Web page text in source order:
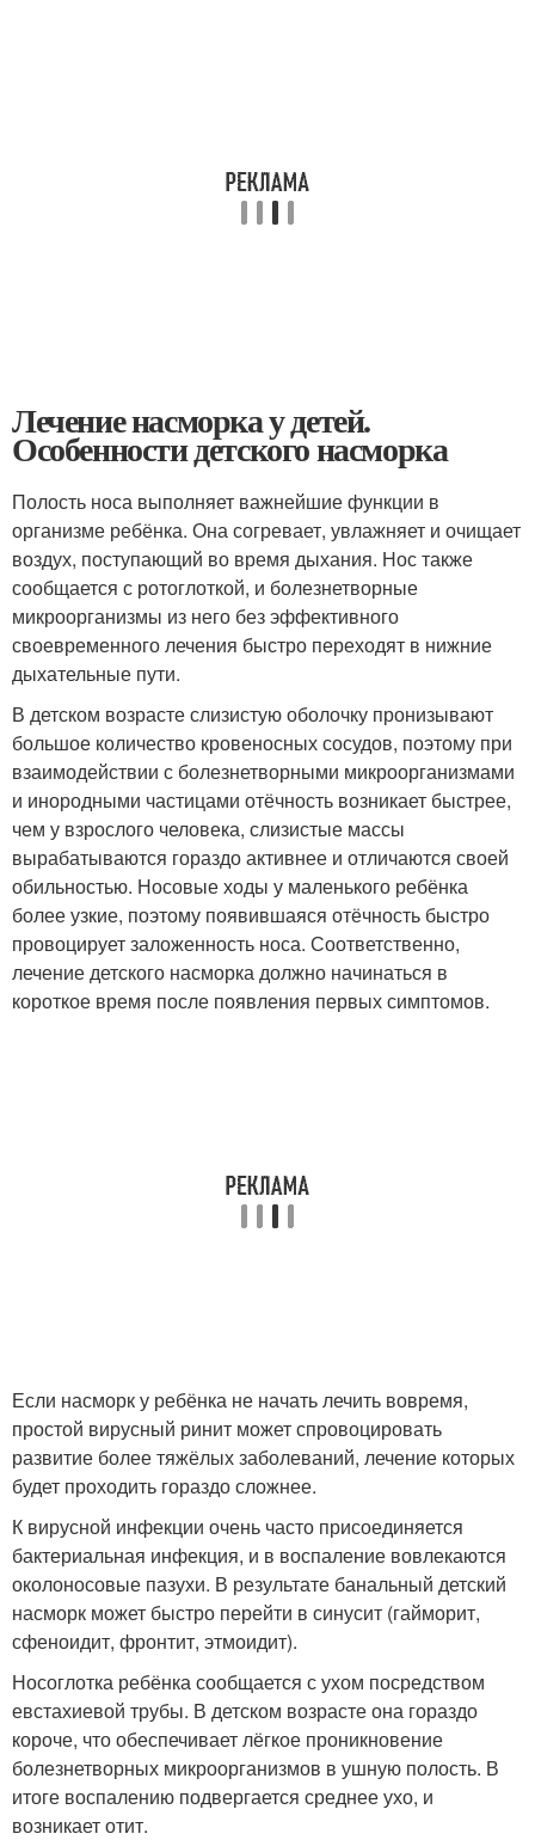
Лечение насморка у детей.
Особенности детского насморка
Полость носа выполняет важнейшие функции в
организме ребёнка. Она согревает, увлажняет и очищает
воздух, поступающий во время дыхания. Нос также
сообщается с ротоглоткой, и болезнетворные
микроорганизмы из него без эффективного
своевременного лечения быстро переходят в нижние
дыхательные пути.
В детском возрасте слизистую оболочку пронизывают
большое количество кровеносных сосудов, поэтому при
взаимодействии с болезнетворными микроорганизмами
и инородными частицами отёчность возникает быстрее,
чем у взрослого человека, слизистые массы
вырабатываются гораздо активнее и отличаются своей
обильностью. Носовые ходы у маленького ребёнка
более узкие, поэтому появившаяся отёчность быстро
провоцирует заложенность носа. Соответственно,
лечение детского насморка должно начинаться в
короткое время после появления первых симптомов.
Если насморк у ребёнка не начать лечить вовремя,
простой вирусный ринит может спровоцировать
развитие более тяжёлых заболеваний, лечение которых
будет проходить гораздо сложнее.
К вирусной инфекции очень часто присоединяется
бактериальная инфекция, и в воспаление вовлекаются
околоносовые пазухи. В результате банальный детский
насморк может быстро перейти в синусит (гайморит,
сфеноидит, фронтит, этмоидит).
Носоглотка ребёнка сообщается с ухом посредством
евстахиевой трубы. В детском возрасте она гораздо
короче, что обеспечивает лёгкое проникновение
болезнетворных микроорганизмов в ушную полость. В
итоге воспалению подвергается среднее ухо, и
возникает отит.